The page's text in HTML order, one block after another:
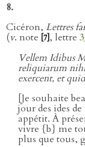
8.
Cicéron, Lettres
(v. note [7], lettre
Vellem Idibus
reliquiarum
exercent, et
[Je souhaite
jour des ides
appétit. À
vivre {b} me
plus que tous,